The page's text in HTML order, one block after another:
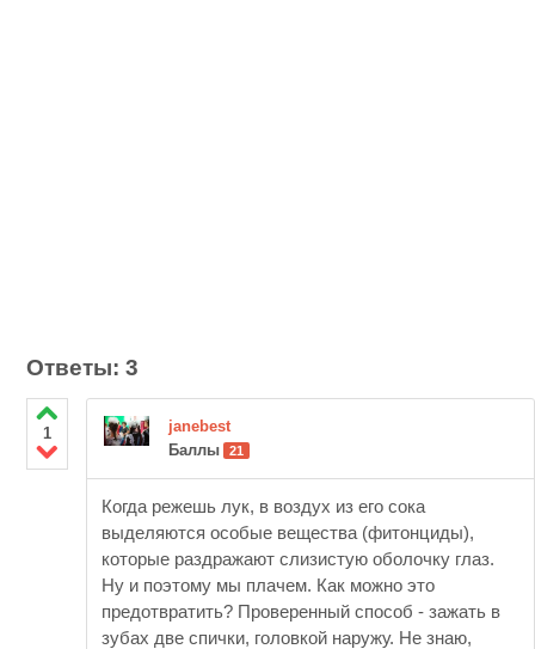
Ответы: 3
1
janebest
Баллы
21
Когда режешь лук, в воздух из его сока
выделяются особые вещества (фитонциды),
которые раздражают слизистую оболочку глаз.
Ну и поэтому мы плачем. Как можно это
предотвратить? Проверенный способ - зажать в
зубах две спички, головкой наружу. Не знаю,